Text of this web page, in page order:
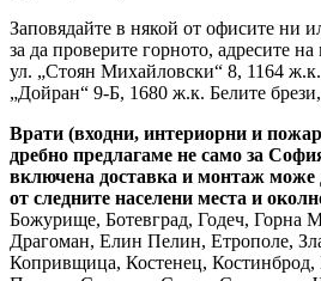
Заповядайте в някой от офисите ни
за да проверите горното, адресите
ул. „Стоян Михайловски“ 8, 1164
„Дойран“ 9-Б, 1680 ж.к. Белите
Врати (входни, интериорни и
дребно предлагаме не само за
включена доставка и монтаж може
от следните населени места и
Божурище, Ботевград, Годеч, Горна
Драгоман, Елин Пелин, Етрополе,
Копривщица, Костенец,